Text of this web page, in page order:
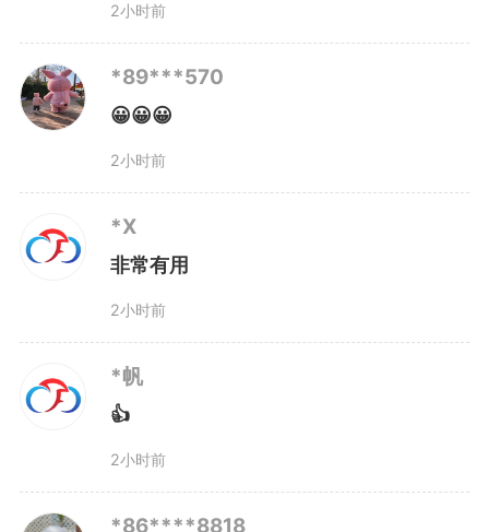
2小时前
*89***570
😀😀😀
2小时前
*X
非常有用
2小时前
*帆
👍
2小时前
*86****8818